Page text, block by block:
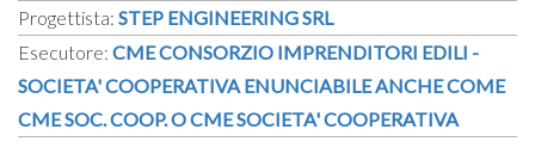
Progettista: STEP ENGINEERING SRL
Esecutore: CME CONSORZIO IMPRENDITORI EDILI -
SOCIETA' COOPERATIVA ENUNCIABILE ANCHE COME
CME SOC. COOP. O CME SOCIETA' COOPERATIVA